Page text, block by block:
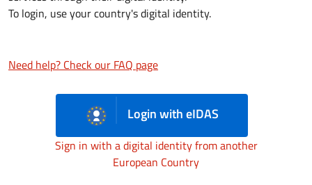
To login, use your country's digital identity.
Need help? Check our FAQ page
Login with eIDAS
Sign in with a digital identity from another
European Country